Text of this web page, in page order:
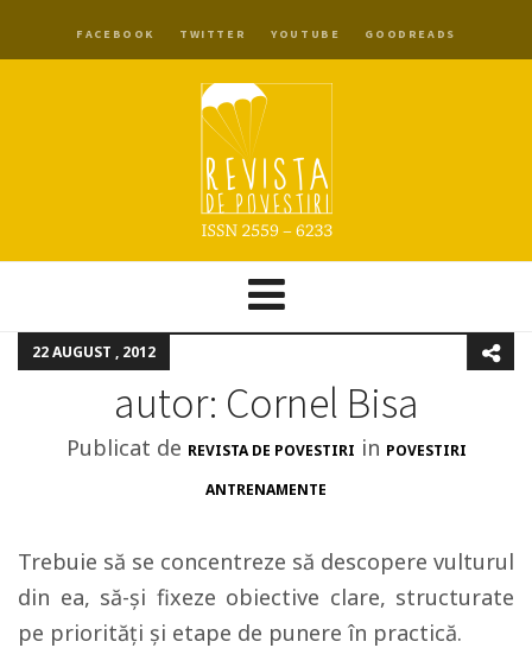
FACEBOOK TWITTER YOUTUBE GOODREADS
22 AUGUST , 2012
autor: Cornel Bisa
Publicat de REVISTA DE POVESTIRI in POVESTIRI
ANTRENAMENTE
Trebuie să se concentreze să descopere vulturul
din ea, să-şi fixeze obiective clare, structurate
pe priorităţi şi etape de punere în practică.